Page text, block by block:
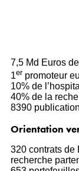
7,5 Md Euros
1er promoteur
10% de
40% de la
8390
Orientation
320 contrats de
recherche